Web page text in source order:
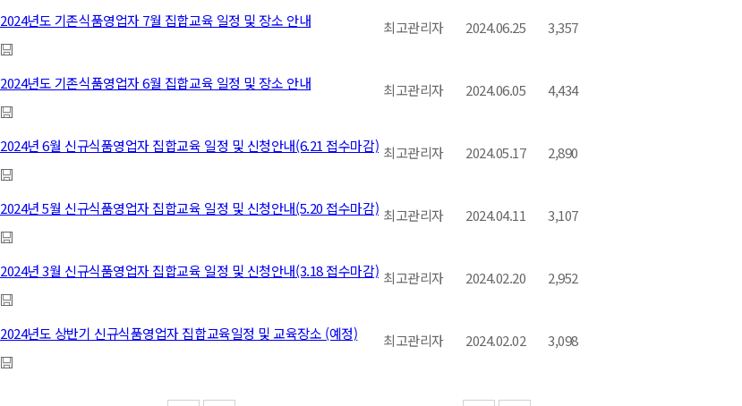
2024년도 기존식품영업자 7월 집합교육 일정 및 장소 안내 최고관리자 2024.06.25 3,357
2024년도 기존식품영업자 6월 집합교육 일정 및 장소 안내 최고관리자 2024.06.05 4,434
2024년 6월 신규식품영업자 집합교육 일정 및 신청안내(6.21 접수마감) 최고관리자 2024.05.17 2,890
2024년 5월 신규식품영업자 집합교육 일정 및 신청안내(5.20 접수마감) 최고관리자 2024.04.11 3,107
2024년 3월 신규식품영업자 집합교육 일정 및 신청안내(3.18 접수마감) 최고관리자 2024.02.20 2,952
2024년도 상반기 신규식품영업자 집합교육일정 및 교육장소 (예정) 최고관리자 2024.02.02 3,098